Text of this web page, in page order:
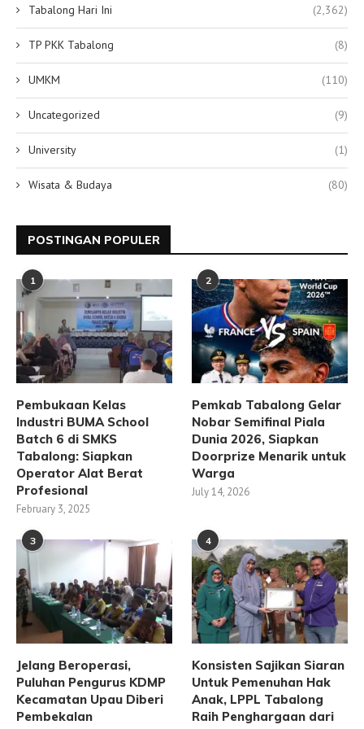
Tabalong Hari Ini (2,362)
TP PKK Tabalong (8)
UMKM (110)
Uncategorized (9)
University (1)
Wisata & Budaya (80)
POSTINGAN POPULER
1
Pembukaan Kelas
Industri BUMA School
Batch 6 di SMKS
Tabalong: Siapkan
Operator Alat Berat
Profesional
February 3, 2025
2
Pemkab Tabalong Gelar
Nobar Semifinal Piala
Dunia 2026, Siapkan
Doorprize Menarik untuk
Warga
July 14, 2026
3
Jelang Beroperasi,
Puluhan Pengurus KDMP
Kecamatan Upau Diberi
Pembekalan
4
Konsisten Sajikan Siaran
Untuk Pemenuhan Hak
Anak, LPPL Tabalong
Raih Penghargaan dari